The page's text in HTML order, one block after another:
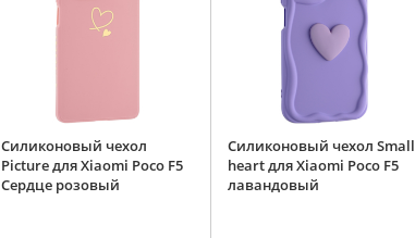
Силиконовый чехол
Picture для Xiaomi Poco F5
Сердце розовый
Силиконовый чехол Small
heart для Xiaomi Poco F5
лавандовый